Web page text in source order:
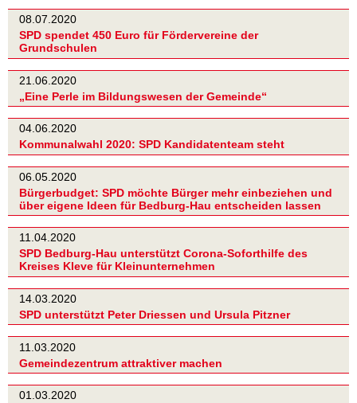
08.07.2020
SPD spendet 450 Euro für Fördervereine der
Grundschulen
21.06.2020
„Eine Perle im Bildungswesen der Gemeinde“
04.06.2020
Kommunalwahl 2020: SPD Kandidatenteam steht
06.05.2020
Bürgerbudget: SPD möchte Bürger mehr einbeziehen und
über eigene Ideen für Bedburg-Hau entscheiden lassen
11.04.2020
SPD Bedburg-Hau unterstützt Corona-Soforthilfe des
Kreises Kleve für Kleinunternehmen
14.03.2020
SPD unterstützt Peter Driessen und Ursula Pitzner
11.03.2020
Gemeindezentrum attraktiver machen
01.03.2020